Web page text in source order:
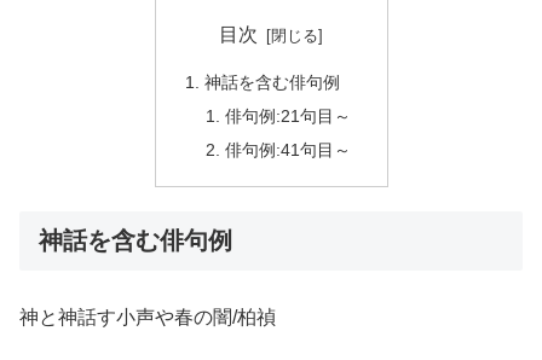
目次
神話を含む俳句例
俳句例:21句目～
俳句例:41句目～
神話を含む俳句例
神と神話す小声や春の闇/柏禎